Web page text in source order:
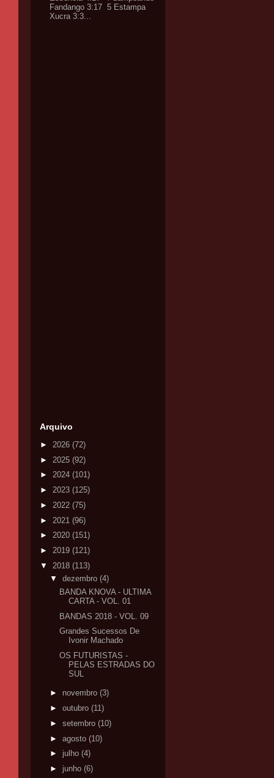
Fandango 3:17 5 Estampa
Xucra 3:3...
Arquivo
► 2026 (72)
► 2025 (92)
► 2024 (101)
► 2023 (125)
► 2022 (75)
► 2021 (96)
► 2020 (151)
► 2019 (121)
▼ 2018 (113)
▼ dezembro (4)
BANDA KNOVA - ULTIMA
CARTA - VOL. 01
BANDAS 2018 - VOL. 09
Grandes Sucessos De
Ivonir Machado
OS FUTURISTAS -
PELAS ESTRADAS DO
SUL
► novembro (3)
► outubro (11)
► setembro (10)
► agosto (10)
► julho (4)
► junho (6)